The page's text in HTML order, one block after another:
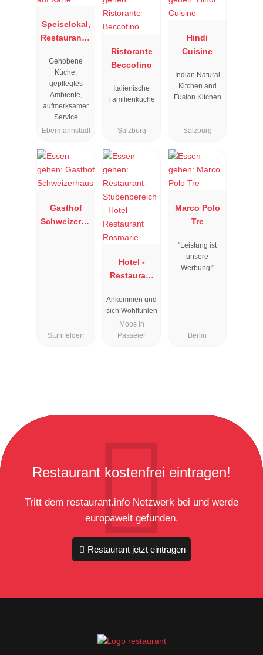
Speiselokal,
Restaurant "
"
Gehobene
Küche,
gepflegtes
Ambiente,
aufmerksamer
Service
Ebermannstadt
Ristorante
Beccofino
Italienische
Familienküche
Salzburg
Hindi
Cuisine
Indian Natural
Kitchen and
Fusion Kitchen
Salzburg
Gasthof
Schweizerha
Stuhlfelden
Hotel -
Restaurant
Ankommen und
sich Wohlfühlen
Moos in
Passeier
Marco Polo
Tre
"Leistung ist
unsere
Werbung!"
Berlin
Restaurant kostenfrei eintragen!
Tritt dem restaurant.info Netzwerk bei und werde
europaweit gefunden.
Restaurant jetzt eintragen